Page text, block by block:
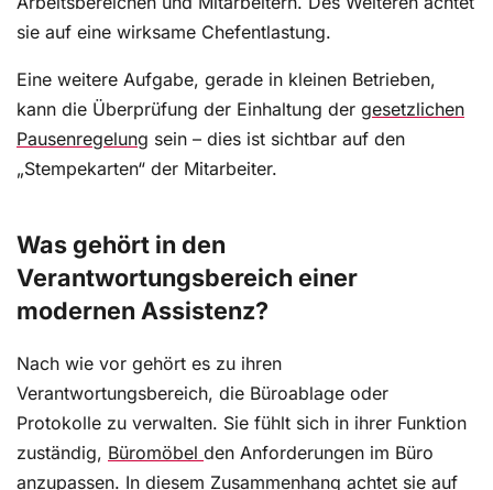
Professionelle Terminplanung im Sekretariat – so
behalten Sie den Überblick
Im nationalen und internationalen Vergleich haben
ausschließlich Unternehmen Erfolg, die konstruktiv
nutzbringend verfolgen. Die Terminplanung im
Sekretariat und die Tätigkeit der Assistenz
insgesamt sind aufgrund ihrer Wichtigkeit und der
neuen Herausforderungen bedeutend.
Die Sekretärin als Protokollant – wie
professionelle Protokolle erstellt werden
Protokolle in Sitzungen zu schreiben ist eine der
sie auf eine wirksame Chefentlastung.
Eine weitere Aufgabe, gerade in kleinen Betrieben,
kann die Überprüfung der Einhaltung der gesetzlichen
Pausenregelung sein – dies ist sichtbar auf den
„Stempekarten“ der Mitarbeiter.
Was gehört in den
Verantwortungsbereich einer
modernen Assistenz?
Nach wie vor gehört es zu ihren
Verantwortungsbereich, die Büroablage oder
Protokolle zu verwalten. Sie fühlt sich in ihrer Funktion
zuständig, Büromöbel den Anforderungen im Büro
anzupassen. In diesem Zusammenhang achtet sie auf